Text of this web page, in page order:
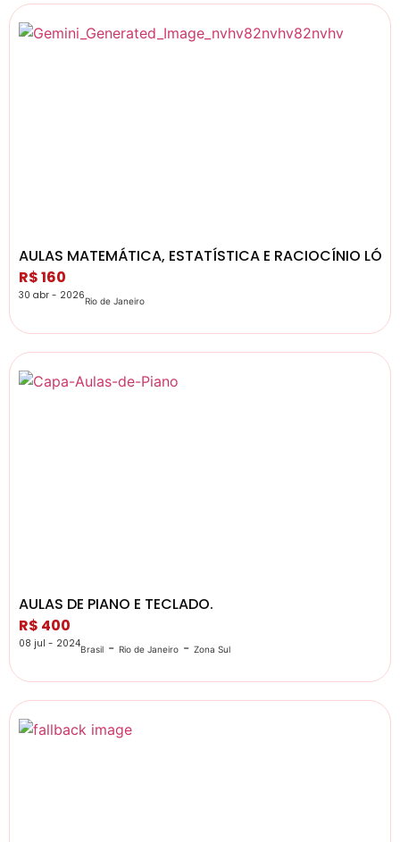
AULAS MATEMÁTICA, ESTATÍSTICA E RACIOCÍNIO
R$ 160
30 abr - 2026Rio de Janeiro
AULAS DE PIANO E TECLADO.
R$ 400
08 jul - 2024Brasil - Rio de Janeiro - Zona Sul